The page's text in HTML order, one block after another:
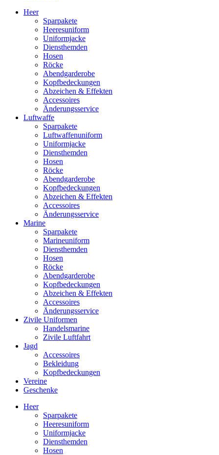
Heer
Sparpakete
Heeresuniform
Uniformjacke
Diensthemden
Hosen
Röcke
Abendgarderobe
Kopfbedeckungen
Abzeichen & Effekten
Accessoires
Änderungsservice
Luftwaffe
Sparpakete
Luftwaffenuniform
Uniformjacke
Diensthemden
Hosen
Röcke
Abendgarderobe
Kopfbedeckungen
Abzeichen & Effekten
Accessoires
Änderungsservice
Marine
Sparpakete
Marineuniform
Diensthemden
Hosen
Röcke
Abendgarderobe
Kopfbedeckungen
Abzeichen & Effekten
Accessoires
Änderungsservice
Zivile Uniformen
Handelsmarine
Zivile Luftfahrt
Jagd
Accessoires
Bekleidung
Kopfbedeckungen
Vereine
Geschenke
Heer
Sparpakete
Heeresuniform
Uniformjacke
Diensthemden
Hosen